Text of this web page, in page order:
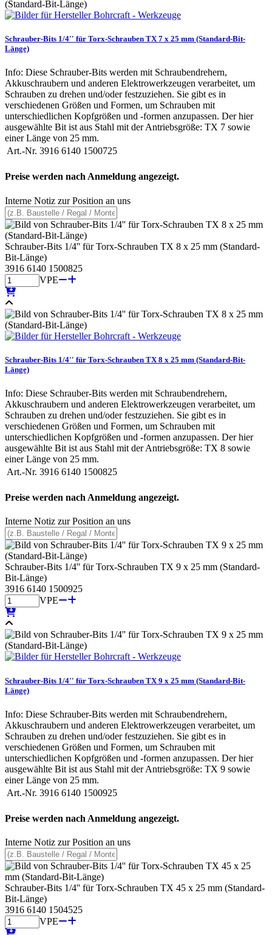
Schrauber-Bits 1/4'' für Torx-Schrauben TX 7 x 25 mm (Standard-Bit-
Länge)
Info: Diese Schrauber-Bits werden mit Schraubendrehern,
Akkuschraubern und anderen Elektrowerkzeugen verarbeitet, um
Schrauben zu drehen und/oder festzuziehen. Sie gibt es in
verschiedenen Größen und Formen, um Schrauben mit
unterschiedlichen Kopfgrößen und -formen anzupassen. Der hier
ausgewählte Bit ist aus Stahl mit der Antriebsgröße: TX 7 sowie
einer Länge von 25 mm.
Art.-Nr. 3916 6140 1500725
Preise werden nach Anmeldung angezeigt.
Interne Notiz zur Position an uns
Schrauber-Bits 1/4'' für Torx-Schrauben TX 8 x 25 mm (Standard-
Bit-Länge)
3916 6140 1500825
VPE
Schrauber-Bits 1/4'' für Torx-Schrauben TX 8 x 25 mm (Standard-Bit-
Länge)
Info: Diese Schrauber-Bits werden mit Schraubendrehern,
Akkuschraubern und anderen Elektrowerkzeugen verarbeitet, um
Schrauben zu drehen und/oder festzuziehen. Sie gibt es in
verschiedenen Größen und Formen, um Schrauben mit
unterschiedlichen Kopfgrößen und -formen anzupassen. Der hier
ausgewählte Bit ist aus Stahl mit der Antriebsgröße: TX 8 sowie
einer Länge von 25 mm.
Art.-Nr. 3916 6140 1500825
Preise werden nach Anmeldung angezeigt.
Interne Notiz zur Position an uns
Schrauber-Bits 1/4'' für Torx-Schrauben TX 9 x 25 mm (Standard-
Bit-Länge)
3916 6140 1500925
VPE
Schrauber-Bits 1/4'' für Torx-Schrauben TX 9 x 25 mm (Standard-Bit-
Länge)
Info: Diese Schrauber-Bits werden mit Schraubendrehern,
Akkuschraubern und anderen Elektrowerkzeugen verarbeitet, um
Schrauben zu drehen und/oder festzuziehen. Sie gibt es in
verschiedenen Größen und Formen, um Schrauben mit
unterschiedlichen Kopfgrößen und -formen anzupassen. Der hier
ausgewählte Bit ist aus Stahl mit der Antriebsgröße: TX 9 sowie
einer Länge von 25 mm.
Art.-Nr. 3916 6140 1500925
Preise werden nach Anmeldung angezeigt.
Interne Notiz zur Position an uns
Schrauber-Bits 1/4'' für Torx-Schrauben TX 45 x 25 mm (Standard-
Bit-Länge)
3916 6140 1504525
VPE